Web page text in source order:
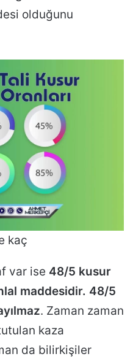
olduğunu
kaç
var ise 48/5 kusur
maddesidir. 48/5
. Zaman zaman
kaza
da bilirkişiler